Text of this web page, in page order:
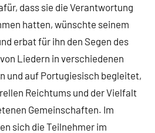
dass sie die Verantwortung
hatten, wünschte seinem
erbat für ihn den Segen des
Liedern in verschiedenen
und auf Portugiesisch begleitet,
Reichtums und der Vielfalt
Gemeinschaften. Im
sich die Teilnehmer im